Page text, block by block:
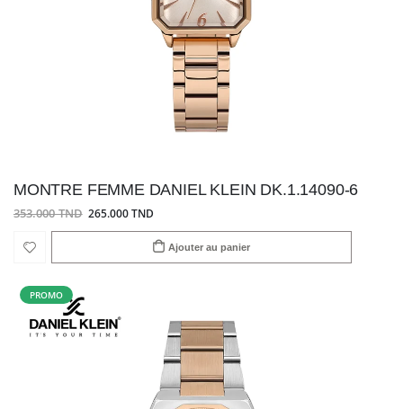
MONTRE FEMME DANIEL KLEIN DK.1.14090-6
353.000 TND 265.000 TND
Ajouter au panier
PROMO